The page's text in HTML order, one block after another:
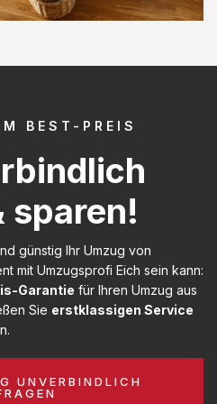
BEST-PREIS
sparen!
günstig Ihr Umzug von
mit Umzugsprofi Eich sein kann:
Garantie für Ihren Umzug aus
Sie erstklassigen Service
UNVERBINDLICH